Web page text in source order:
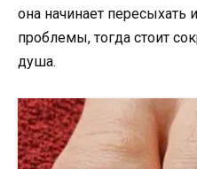
она начинает пересыхать
проблемы, тогда стоит
душа.